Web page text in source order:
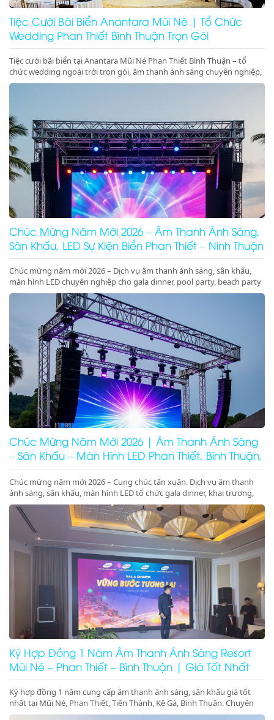
Tiệc Cưới Bãi Biển Anantara Mũi Né | Tổ Chức
Wedding Phan Thiết Bình Thuận Trọn Gói
Tiệc cưới bãi biển tại Anantara Mũi Né Phan Thiết Bình Thuận – tổ
chức wedding ngoài trời trọn gói, âm thanh ánh sáng chuyên nghiệp,
sân khấu cưới trên biển sang trọng, lãng mạn, đẳng cấp
Chúc Mừng Năm Mới 2026 – Âm Thanh Ánh Sáng,
Sân Khấu, LED Sự Kiện Biển Phan Thiết – Ninh Thuận
Chúc mừng năm mới 2026 – Dịch vụ âm thanh ánh sáng, sân khấu,
màn hình LED chuyên nghiệp cho gala dinner, pool party, beach party
tại Phan Thiết, Ninh Thuận. Nhận ký hợp đồng dài hạn giá tốt.
Chúc Mừng Năm Mới 2026 | Âm Thanh Ánh Sáng
– Sân Khấu – Màn Hình LED Phan Thiết, Bình Thuận,
Ninh Thuận
Chúc mừng năm mới 2026 – Cung chúc tân xuân. Dịch vụ âm thanh
ánh sáng, sân khấu, màn hình LED tổ chức gala dinner, khai trương,
khánh thành, động thổ tại Phan Thiết, Bình Thuận, Ninh Thuận. Giá
tốt – chuyên nghiệp – concept 2026
Ký Hợp Đồng 1 Năm Âm Thanh Ánh Sáng Resort
Mũi Né – Phan Thiết – Bình Thuận | Giá Tốt Nhất
Ký hợp đồng 1 năm cung cấp âm thanh ánh sáng, sân khấu giá tốt
nhất tại Mũi Né, Phan Thiết, Tiến Thành, Kê Gà, Bình Thuận. Chuyên
gala dinner, pool party, beach party resort chuyên nghiệp. Gọi ngay để